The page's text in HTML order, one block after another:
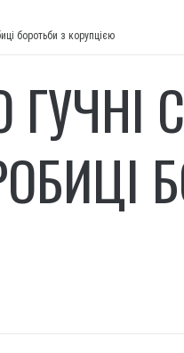
боротьби з корупцією